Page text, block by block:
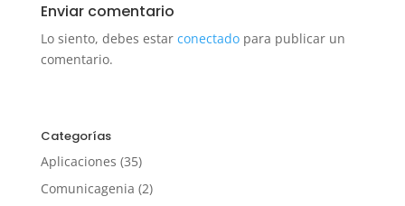
Enviar comentario
Lo siento, debes estar conectadopara publicar un
comentario.
Categorías
Aplicaciones (35)
Comunicagenia (2)